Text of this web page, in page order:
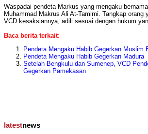
Waspadai pendeta Markus yang mengaku
Muhammad Makrus Ali At-Tamimi. Tangkap orang
VCD kesaksiannya, adili sesuai dengan hukum
Baca berita terkait:
Pendeta Mengaku Habib Gegerkan Muslim
Pendeta Mengaku Habib Gegerkan Madura
Setelah Bengkulu dan Sumenep, VCD
Gegerkan Pamekasan
latestnews